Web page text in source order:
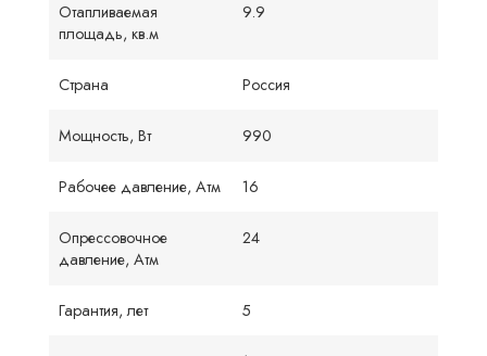
Отапливаемая
площадь, кв.м
9.9
Страна Россия
Мощность, Вт 990
Рабочее давление, Атм 16
Опрессовочное
давление, Атм
24
Гарантия, лет 5